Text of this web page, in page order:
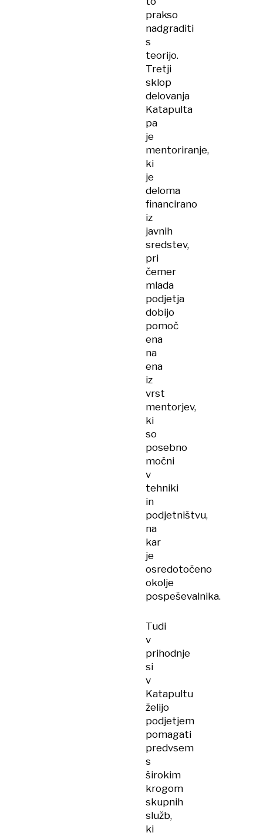
prakso
nadgraditi
s
teorijo.
Tretji
sklop
delovanja
Katapulta
pa
je
mentoriranje,
ki
je
deloma
financirano
iz
javnih
sredstev,
pri
čemer
mlada
podjetja
dobijo
pomoč
ena
na
ena
iz
vrst
mentorjev,
ki
so
posebno
močni
v
tehniki
in
podjetništvu,
na
kar
je
osredotočeno
okolje
pospeševalnika.
Tudi
v
prihodnje
si
v
Katapultu
želijo
podjetjem
pomagati
predvsem
s
širokim
krogom
skupnih
služb,
ki